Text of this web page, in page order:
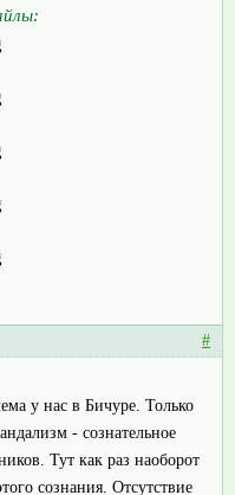
#
у нас в Бичуре. Только
- сознательное
Тут как раз наоборот
сознания. Отсутствие